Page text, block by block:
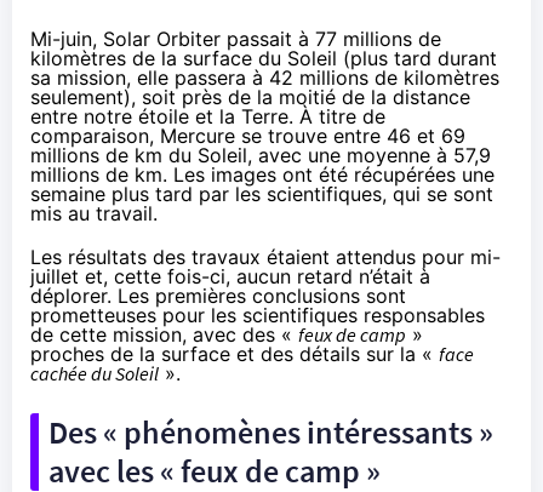
Mi-juin, Solar Orbiter passait à 77 millions de
kilomètres de la surface du Soleil (plus tard durant
sa mission, elle passera à 42 millions de kilomètres
seulement), soit près de la moitié de la distance
entre notre étoile et la Terre. À titre de
comparaison, Mercure se trouve entre 46 et 69
millions de km du Soleil, avec une moyenne à 57,9
millions de km. Les images ont été récupérées une
semaine plus tard par les scientifiques, qui se sont
mis au travail.
Les résultats des travaux étaient attendus pour mi-
juillet et, cette fois-ci, aucun retard n’était à
déplorer. Les premières conclusions sont
prometteuses pour les scientifiques responsables
de cette mission, avec des « feux de camp »
proches de la surface et des détails sur la « face
cachée du Soleil ».
Des « phénomènes intéressants »
avec les « feux de camp »